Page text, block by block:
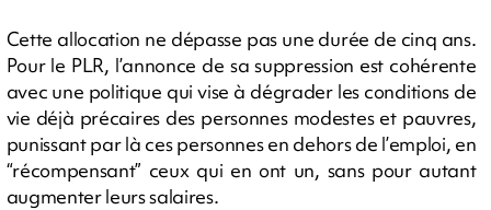
Cette allocation ne dépasse pas une durée de cinq ans.
Pour le PLR, l’annonce de sa suppression est cohérente
avec une politique qui vise à dégrader les conditions de
vie déjà précaires des personnes modestes et pauvres,
punissant par là ces personnes en dehors de l’emploi, en
“récompensant” ceux qui en ont un, sans pour autant
augmenter leurs salaires.